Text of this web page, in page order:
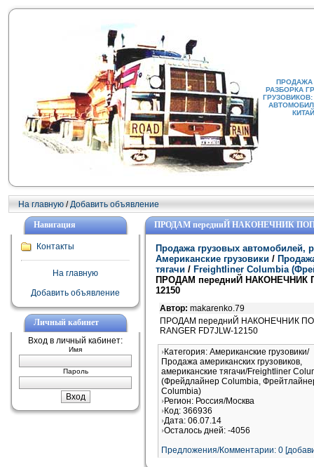
ПРОДАЖА
РАЗБОРКА
На главную /Добавить объявление
Навигация
Контакты
На главную
Добавить объявление
Личный кабинет
Вход в личный кабинет:
Имя
Пароль
ПРОДАМ передниЙ НАКОНЕЧНИК
Продажа грузовых автомобилей,
Американские грузовики /
тягачи / Freightliner Columbia
ПРОДАМ передниЙ НАКОНЕЧНИК
12150
Автор: makarenko.79
ПРОДАМ передниЙ НАКОНЕЧНИК
RANGER FD7JLW-12150
Категория: Американские грузовики/
Продажа американских грузовиков,
американские тягачи/Freightliner
(Фрейдлайнер Columbia,
Columbia)
Регион: Россия/Москва
Код: 366936
Дата: 06.07.14
Осталось дней: -4056
Предложения/Комментарии: 0